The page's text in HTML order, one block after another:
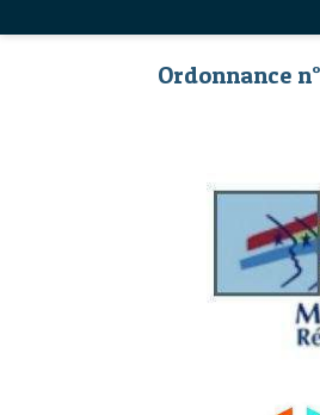
Ordonnance